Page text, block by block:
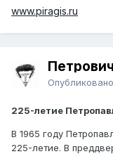
www.piragis.ru
Петрович
Опубликовано
225-летие
В 1965 году
225-летие. В